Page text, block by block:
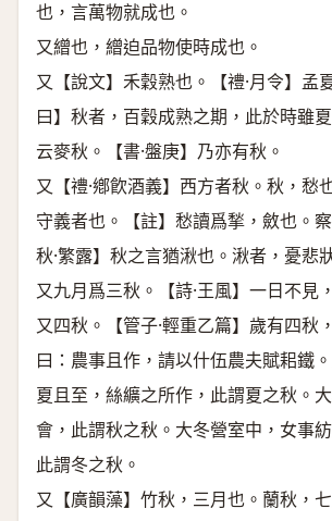
也，言萬物就成也。
又繒也，繒迫品物使時成也。
又【說文】禾穀熟也。【禮·月令】孟
曰】秋者，百穀成熟之期，此於時雖
云麥秋。【書·盤庚】乃亦有秋。
又【禮·鄕飮酒義】西方者秋。秋，愁
守義者也。【註】愁讀爲揫，斂也。
秋·繁露】秋之言猶湫也。湫者，憂悲
又九月爲三秋。【詩·王風】一日不見
又四秋。【管子·輕重乙篇】歲有四秋
曰：農事且作，請以什伍農夫賦耜鐵
夏且至，絲纊之所作，此謂夏之秋。
會，此謂秋之秋。大冬營室中，女事
此謂冬之秋。
又【廣韻藻】竹秋，三月也。蘭秋，